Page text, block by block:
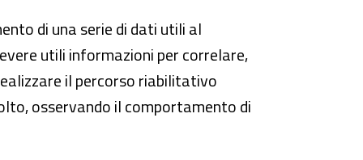
di una serie di dati utili al
utili informazioni per correlare,
il percorso riabilitativo
osservando il comportamento di